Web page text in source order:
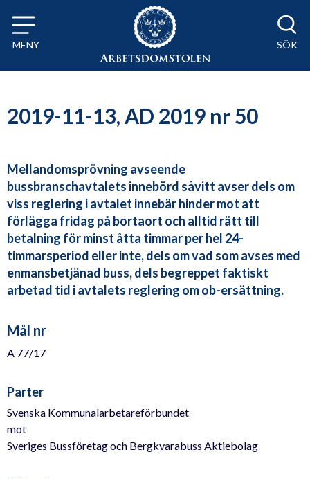
Till innehåll på sidan x
MENY SÖK
2019-11-13, AD 2019 nr 50
Mellandomsprövning avseende
bussbranschavtalets innebörd såvitt avser dels om
viss reglering i avtalet innebär hinder mot att
förlägga fridag på bortaort och alltid rätt till
betalning för minst åtta timmar per hel 24-
timmarsperiod eller inte, dels om vad som avses med
enmansbetjänad buss, dels begreppet faktiskt
arbetad tid i avtalets reglering om ob-ersättning.
Mål nr
A 77/17
Parter
Svenska Kommunalarbetareförbundet
mot
Sveriges Bussföretag och Bergkvarabuss Aktiebolag